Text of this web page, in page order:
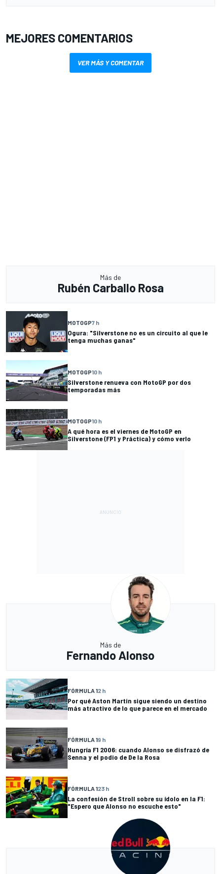
MEJORES COMENTARIOS
VER MÁS Y COMENTAR
Más de
Rubén Carballo Rosa
MOTOGP7 h
Ogura: "Silverstone no es un circuito al que le
tenga muchas ganas"
MOTOGP10 h
Silverstone renueva con MotoGP por dos
temporadas más
MOTOGP10 h
A qué hora es el viernes de MotoGP en
Silverstone (FP1 y Práctica) y cómo verlo
Más de
Fernando Alonso
FÓRMULA 12 h
Por qué Aston Martin sigue siendo un destino
más atractivo de lo que parece en el mercado
FÓRMULA 19 h
Hungría F1 2006: cuando Alonso se disfrazó de
Senna y el podio de De la Rosa
FÓRMULA 123 h
La confesión de Stroll sobre su ídolo en la F1:
"Espero que Alonso no escuche esto"